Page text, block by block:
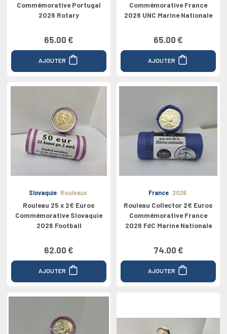
Commémorative Portugal
2026 Rotary
65.00 €
AJOUTER
Commémorative France
2026 UNC Marine Nationale
65.00 €
AJOUTER
Slovaquie Rouleaux
Rouleau 25 x 2€ Euros
Commémorative Slovaquie
2026 Football
62.00 €
AJOUTER
France 2026
Rouleau Collector 2€ Euros
Commémorative France
2026 FdC Marine Nationale
74.00 €
AJOUTER